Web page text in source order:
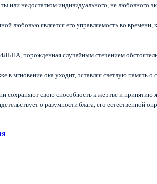
или недостатком индивидуального, не любовного
любовью является его управляемость во
порожденная случайным стечением
ока уходит, оставляя светлую память о
свою способность к жертве и принятию
о разумности блага, его естественной